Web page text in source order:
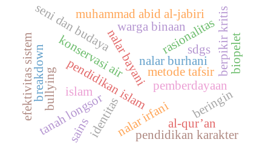
rasionalitas
muhammad abid al-jabiri
pendidikan islam
nalar bayani
nalar irfani
nalar burhani berpikir kritis
pemberdayaan
konservasi air
tanah longsor beringin
sdgs
pendidikan karakter
seni dan budaya
identitas
warga binaan
bullying
breakdown biopelet
efektivitas sistem metode tafsir
al-qur’an
islam
sains